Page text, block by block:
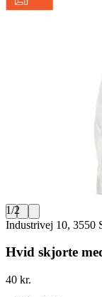
1/2
Industrivej 10, 3550
Hvid skjorte
40 kr.